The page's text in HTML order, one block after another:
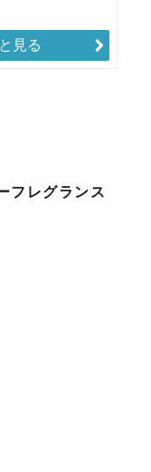
見る
フレグランス